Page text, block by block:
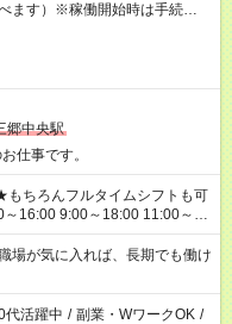
ます）※稼働開始時は手続き完
郷中央駅
仕事です。
16:00 9:00～18:00 11:00～
せん ※法令に基づき、週20時
象となります ※労働者派遣法
、短時間・短期間の就業はご
が気に入れば、長期でも働け
代活躍中 / 副業・WワークOK /